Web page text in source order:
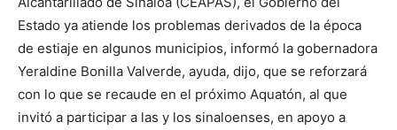
Estado ya atiende los problemas derivados de la época
de estiaje en algunos municipios, informó la gobernadora
Yeraldine Bonilla Valverde, ayuda, dijo, que se reforzará
con lo que se recaude en el próximo Aquatón, al que
invitó a participar a las y los sinaloenses, en apoyo a